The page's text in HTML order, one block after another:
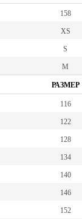
158
XS
S
M
РАЗМЕР
116
122
128
134
140
146
152